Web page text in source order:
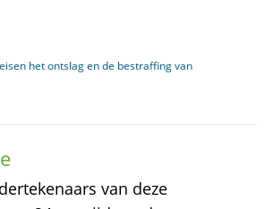
het ontslag en de bestraffing van
van deze